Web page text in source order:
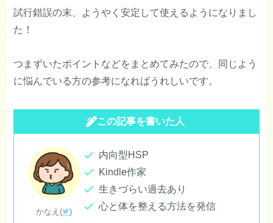
試行錯誤の末、ようやく安定して使えるようになりまし
た！
つまずいたポイントなどをまとめてみたので、同じよう
に悩んでいる方の参考になればうれしいです。
この記事を書いた人
かなえ( )
内向型HSP
Kindle作家
生きづらい過去あり
心と体を整える方法を発信